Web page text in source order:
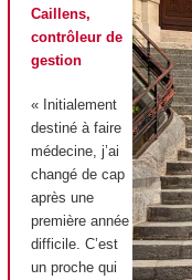
Caillens,
contrôleur de
gestion
« Initialement
destiné à faire
médecine, j’ai
changé de cap
après une
première année
difficile. C’est
un proche qui